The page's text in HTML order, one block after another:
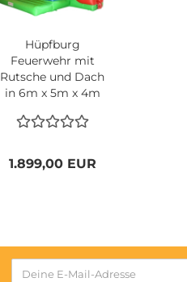
Hüpfburg
Feuerwehr mit
Rutsche und Dach
in 6m x 5m x 4m
1.899,00 EUR